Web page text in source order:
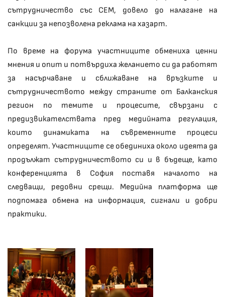
сътрудничество със СЕМ, довело до налагане на
санкции за непозволена реклама на хазарт.
По време на форума участниците обмениха ценни
мнения и опит и потвърдиха желанието си да работят
за насърчаване и сближаване на връзките и
сътрудничеството между страните от Балканския
регион по темите и процесите, свързани с
предизвикателствата пред медийната регулация,
които динамиката на съвременните процеси
определят. Участниците се обединиха около идеята да
продължат сътрудничеството си и в бъдеще, като
конференцията в София поставя началото на
следващи, редовни срещи. Медийна платформа ще
подпомага обмена на информация, сигнали и добри
практики.